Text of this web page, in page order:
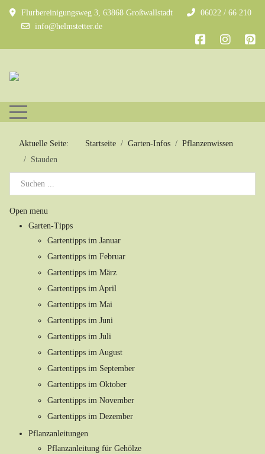
Flurbereinigungsweg 3, 63868 Großwallstadt
06022 / 66 210
info@helmstetter.de
Mobile Menu Toggle
Aktuelle Seite: Startseite Garten-Infos
Pflanzenwissen
Stauden
Open menu
Garten-Tipps
Gartentipps im Januar
Gartentipps im Februar
Gartentipps im März
Gartentipps im April
Gartentipps im Mai
Gartentipps im Juni
Gartentipps im Juli
Gartentipps im August
Gartentipps im September
Gartentipps im Oktober
Gartentipps im November
Gartentipps im Dezember
Pflanzanleitungen
Pflanzanleitung für Gehölze